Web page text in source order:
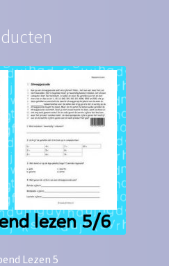
Lezen 5